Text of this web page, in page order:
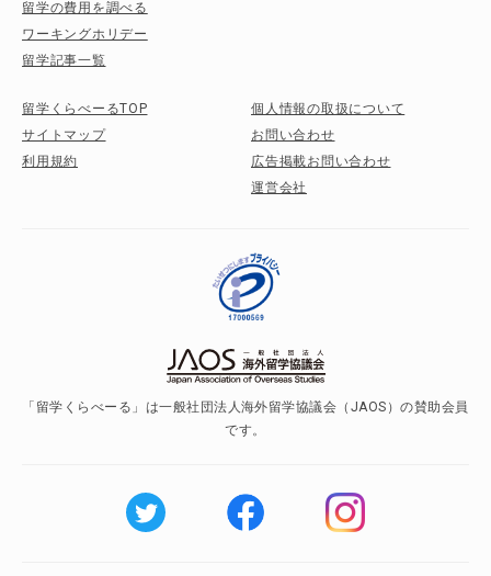
留学の費用を調べる
ワーキングホリデー
留学記事一覧
留学くらべーるTOP
サイトマップ
利用規約
個人情報の取扱について
お問い合わせ
広告掲載お問い合わせ
運営会社
「留学くらべーる」は一般社団法人海外留学協議会（JAOS）の賛助会員
です。